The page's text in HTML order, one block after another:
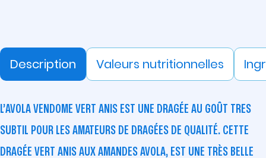
Description Valeurs nutritionnelles
L’AVOLA VENDOME VERT ANIS EST UNE DRAGÉE AU GOÛT TRES
SUBTIL POUR LES AMATEURS DE DRAGÉES DE QUALITÉ. CETTE
DRAGÉE VERT ANIS AUX AMANDES AVOLA, EST UNE TRÈS BELLE